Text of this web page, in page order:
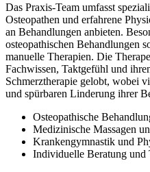
Das Praxis-Team umfasst
Osteopathen und erfahrene
an Behandlungen anbieten.
osteopathischen Behandlungen
manuelle Therapien. Die
Fachwissen, Taktgefühl und
Schmerztherapie gelobt, wobei
und spürbaren Linderung ihrer
Osteopathische
Medizinische Massagen
Krankengymnastik und
Individuelle Beratung und